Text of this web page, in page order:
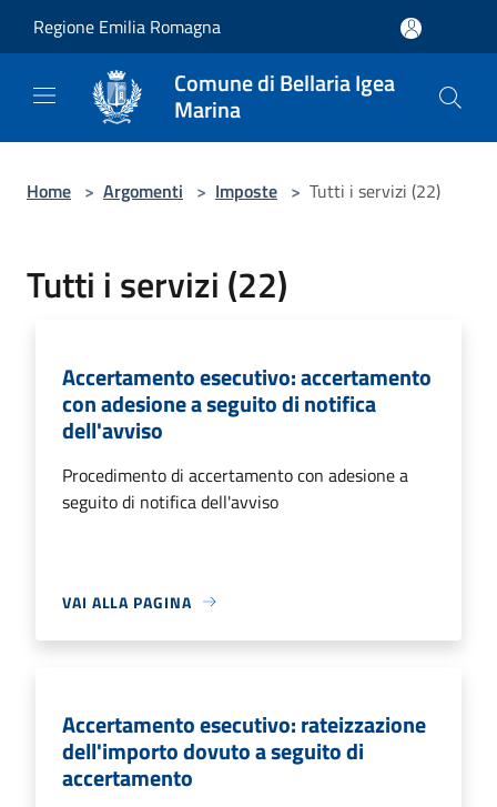
Regione Emilia Romagna
Comune di Bellaria Igea
Marina
Home > Argomenti > Imposte > Tutti i servizi (22)
Tutti i servizi (22)
Accertamento esecutivo: accertamento
con adesione a seguito di notifica
dell'avviso
Procedimento di accertamento con adesione a
seguito di notifica dell'avviso
VAI ALLA PAGINA
Accertamento esecutivo: rateizzazione
dell'importo dovuto a seguito di
accertamento